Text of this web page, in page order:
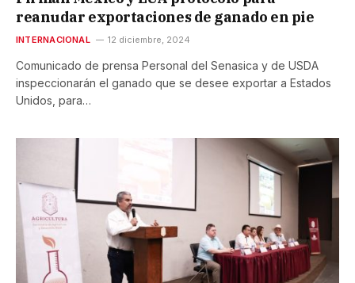
reanudar exportaciones de ganado en pie
INTERNACIONAL 12 diciembre, 2024
Comunicado de prensa Personal del Senasica y de USDA
inspeccionarán el ganado que se desee exportar a Estados
Unidos, para…